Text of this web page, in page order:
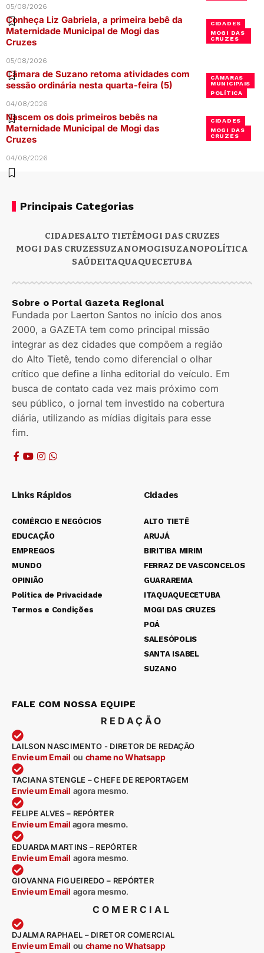
05/08/2026
CIDADES
MOGI DAS
CRUZES
Conheça Liz Gabriela, a primeira bebê da
Maternidade Municipal de Mogi das
Cruzes
05/08/2026
CÂMARAS
MUNICIPAIS
POLÍTICA
Câmara de Suzano retoma atividades com
sessão ordinária nesta quarta-feira (5)
04/08/2026
CIDADES
MOGI DAS
CRUZES
Nascem os dois primeiros bebês na
Maternidade Municipal de Mogi das
Cruzes
04/08/2026
Principais Categorias
CIDADESALTO TIETÊMOGI DAS CRUZES
MOGI DAS CRUZESSUZANOMOGISUZANOPOLÍTICA
SAÚDEITAQUAQUECETUBA
Sobre o Portal Gazeta Regional
Fundada por Laerton Santos no início dos anos
2000, a GAZETA tem como principal missão
integrar as dez cidades que compõem a região
do Alto Tietê, tendo como diferencial o olhar
crítico que define a linha editorial do veículo. Em
busca de contato cada vez mais próximo com
seu público, o jornal tem investido na cobertura
diária, utilizando as mídias digitais para esse
fim.
Links Rápidos
COMÉRCIO E NEGÓCIOS
EDUCAÇÃO
EMPREGOS
MUNDO
OPINIÃO
Política de Privacidade
Termos e Condições
Cidades
ALTO TIETÊ
ARUJÁ
BIRITIBA MIRIM
FERRAZ DE VASCONCELOS
GUARAREMA
ITAQUAQUECETUBA
MOGI DAS CRUZES
POÁ
SALESÓPOLIS
SANTA ISABEL
SUZANO
FALE COM NOSSA EQUIPE
REDAÇÃO
LAILSON NASCIMENTO - DIRETOR DE REDAÇÃO
Envie um Email ou chame no Whatsapp
TACIANA STENGLE – CHEFE DE REPORTAGEM
Envie um Email agora mesmo.
FELIPE ALVES – REPÓRTER
Envie um Email agora mesmo.
EDUARDA MARTINS – REPÓRTER
Envie um Email agora mesmo.
GIOVANNA FIGUEIREDO – REPÓRTER
Envie um Email agora mesmo.
COMERCIAL
DJALMA RAPHAEL – DIRETOR COMERCIAL
Envie um Email ou chame no Whatsapp